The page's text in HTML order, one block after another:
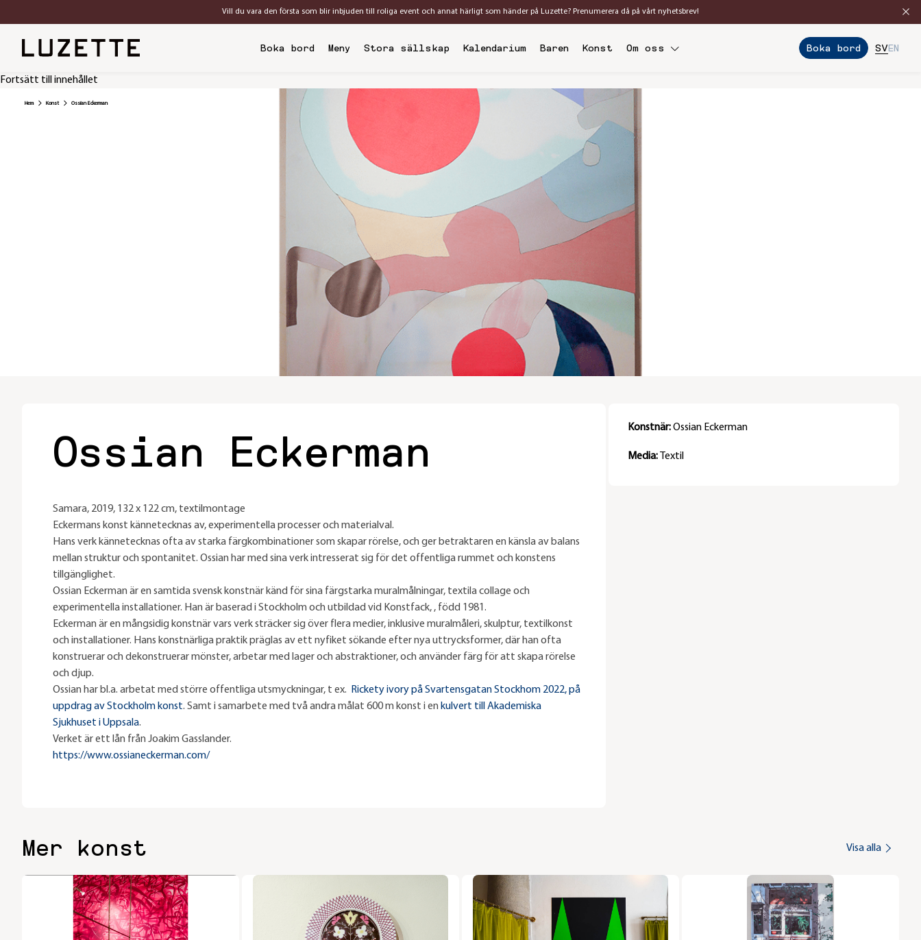
Fortsätt till innehållet
Vill du vara den första som blir inbjuden till roliga event och annat härligt som händer på Luzette? Prenumerera då på vårt nyhetsbrev!
Boka bord Meny Stora sällskap Kalendarium Baren Konst Om oss Boka bord SVEN
Hem Konst Ossian Eckerman
Ossian Eckerman
Samara, 2019, 132 x 122 cm, textilmontage
Eckermans konst kännetecknas av, experimentella processer och materialval.
Hans verk kännetecknas ofta av starka färgkombinationer som skapar rörelse, och ger betraktaren en känsla av balans
mellan struktur och spontanitet. Ossian har med sina verk intresserat sig för det offentliga rummet och konstens
tillgänglighet.
Ossian Eckerman är en samtida svensk konstnär känd för sina färgstarka muralmålningar, textila collage och
experimentella installationer. Han är baserad i Stockholm och utbildad vid Konstfack, , född 1981.
Eckerman är en mångsidig konstnär vars verk sträcker sig över flera medier, inklusive muralmåleri, skulptur, textilkonst
och installationer. Hans konstnärliga praktik präglas av ett nyfiket sökande efter nya uttrycksformer, där han ofta
konstruerar och dekonstruerar mönster, arbetar med lager och abstraktioner, och använder färg för att skapa rörelse
och djup.
Ossian har bl.a. arbetat med större offentliga utsmyckningar, t ex.
Rickety ivory på Svartensgatan Stockhom 2022, på
uppdrag av Stockholm konst. Samt i samarbete med två andra målat 600 m konst i en kulvert till Akademiska
Sjukhuset i Uppsala.
Verket är ett lån från Joakim Gasslander.
https://www.ossianeckerman.com/
Konstnär:Ossian Eckerman
Media: Textil
Mer konst Visa alla